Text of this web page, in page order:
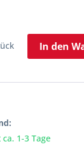
In den
1-3 Tage